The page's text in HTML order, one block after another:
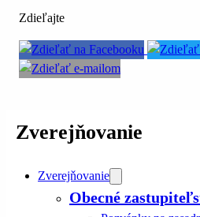
Zdieľajte
Zverejňovanie
Zverejňovanie
Obecné